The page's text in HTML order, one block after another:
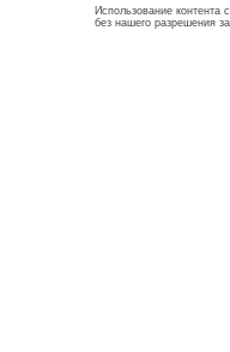
Использование контента
без нашего разрешения